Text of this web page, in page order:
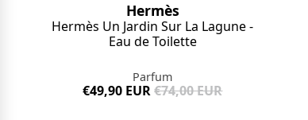
Hermès
Hermès Un Jardin Sur La Lagune -
Eau de Toilette
Parfum
€49,90 EUR €74,00 EUR